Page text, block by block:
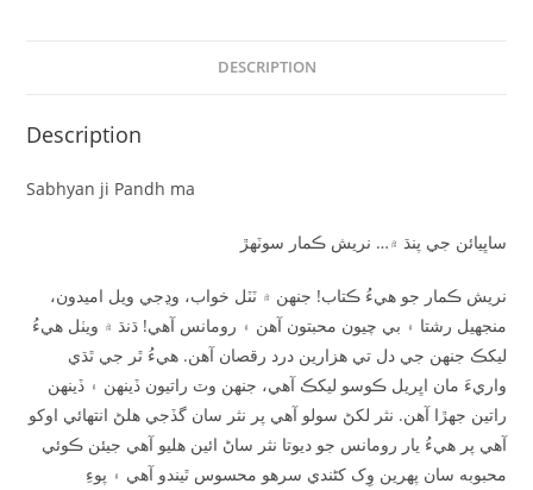
DESCRIPTION
Description
Sabhyan ji Pandh ma
ساڀيائن جي پنڌ ۾… نريش ڪمار سوٽهڙ
نريش ڪمار جو هيءُ ڪتاب! جنھن ۾ ٽٽل خواب، وڍجي ويل اميدون،
منجهيل رشتا ۽ بي چيون محبتون آھن ۽ رومانس آھي! ڌنڌ ۾ ويٺل هيءُ
ليکڪ جنھن جي دل تي هزارين درد رقصان آهن. ھيءُ ٿر جي ٿڌي
واريءَ مان اڀريل ڪوسو ليکڪ آهي، جنھن وٽ راتيون ڏينھن ۽ ڏينھن
راتين جھڙا آهن. نثر لکڻ سولو آهي پر نثر سان گڏجي هلڻ انتھائي اوکو
آهي پر هيءُ يار رومانس جو ديوتا نثر ساڻ ائين هليو آهي جيئن ڪوئي
محبوبه سان پھرين وِک کڻندي سرهو محسوس ٿيندو آهي ۽ پوءِ